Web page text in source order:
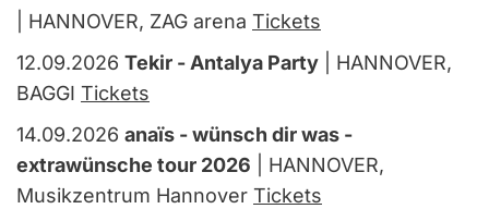
| HANNOVER, ZAG arena Tickets
12.09.2026 Tekir - Antalya Party | HANNOVER,
BAGGI Tickets
14.09.2026 anaïs - wünsch dir was -
extrawünsche tour 2026 | HANNOVER,
Musikzentrum Hannover Tickets